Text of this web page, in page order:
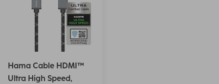
Hama Cable HDMI™
Ultra High Speed,